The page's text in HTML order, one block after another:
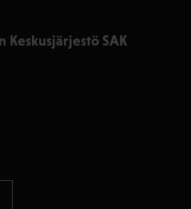
SAK